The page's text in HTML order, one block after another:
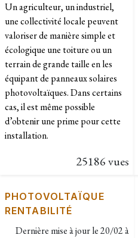
Un agriculteur, un industriel,
une collectivité locale peuvent
valoriser de manière simple et
écologique une toiture ou un
terrain de grande taille en les
équipant de panneaux solaires
photovoltaïques. Dans certains
cas, il est même possible
d’obtenir une prime pour cette
installation.
25186 vues
PHOTOVOLTAÏQUE
RENTABILITÉ
Dernière mise à jour le20/02 à